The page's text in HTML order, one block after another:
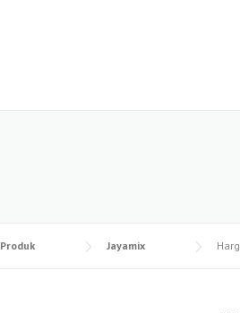
Produk Jayamix